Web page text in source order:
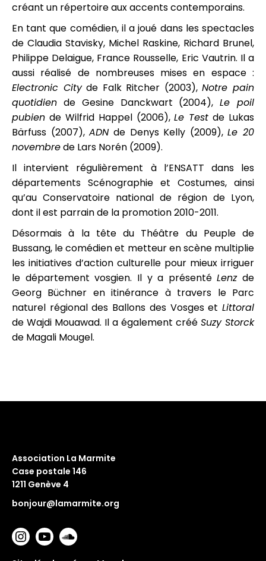
créant un répertoire aux accents contemporains.
En tant que comédien, il a joué dans les spectacles
de Claudia Stavisky, Michel Raskine, Richard Brunel,
Philippe Delaigue, France Rousselle, Eric Vautrin. Il a
aussi réalisé de nombreuses mises en espace :
Electronic Cityde Falk Ritcher (2003),Notre pain
quotidien de Gesine Danckwart (2004),Le poil
pubien de Wilfrid Happel (2006),Le Test de Lukas
Bärfuss (2007),ADN de Denys Kelly (2009),Le 20
novembrede Lars Norén (2009).
Il intervient régulièrement à l’ENSATT dans les
départements Scénographie et Costumes, ainsi
qu’au Conservatoire national de région de Lyon,
dont il est parrain de la promotion 2010-2011.
Désormais à la tête du Théâtre du Peuple de
Bussang, le comédien et metteur en scène multiplie
les initiatives d’action culturelle pour mieux irriguer
le département vosgien. Il y a présentéLenzde
Georg Büchner en itinérance à travers le Parc
naturel régional des Ballons des Vosges et Littoral
de Wajdi Mouawad. Il a également créé Suzy Storck
de Magali Mougel.
Association La Marmite
Case postale 146
1211 Genève 4
bonjour@lamarmite.org